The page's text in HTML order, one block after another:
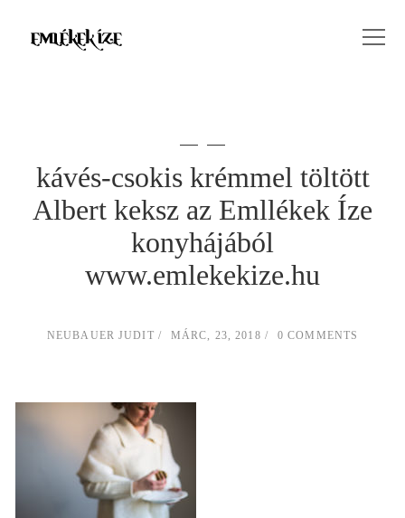
kávés-csokis krémmel töltött
Albert keksz az Emllékek Íze
konyhájából
www.emlekekize.hu
NEUBAUER JUDIT MÁRC, 23, 2018 0 COMMENTS